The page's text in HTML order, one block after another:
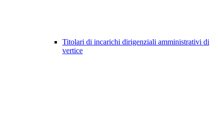
Titolari di incarichi dirigenziali amministrativi di
vertice